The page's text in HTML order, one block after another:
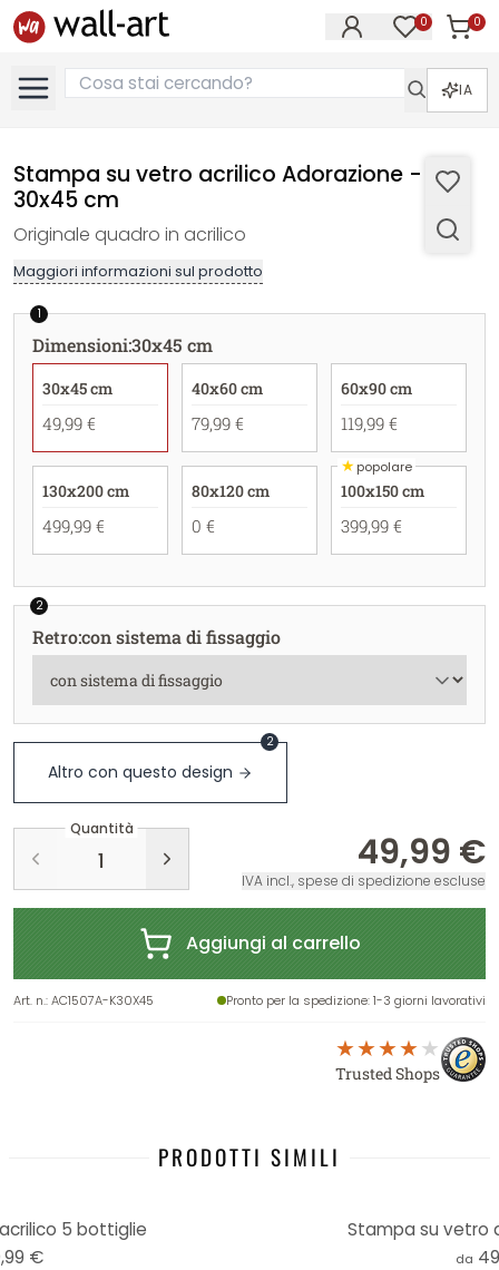
0 0
IA
Stampa su vetro acrilico Adorazione -
30x45 cm
Originale quadro in acrilico
Maggiori informazioni sul prodotto
1
Dimensioni:30x45 cm
30x45 cm
49,99 €
40x60 cm
79,99 €
60x90 cm
119,99 €
130x200 cm
499,99 €
80x120 cm
0 €
★popolare
100x150 cm
399,99 €
2
Retro:con sistema di fissaggio
Altro con questo design
2
Quantità
49,99 €
IVA incl., spese di spedizione escluse
Aggiungi al carrello
Art. n.:AC1507A-K30X45 Pronto per la spedizione: 1-3 giorni lavorativi
Trusted Shops
PRODOTTI SIMILI
5 bottiglie
€
Stampa su vetro
da